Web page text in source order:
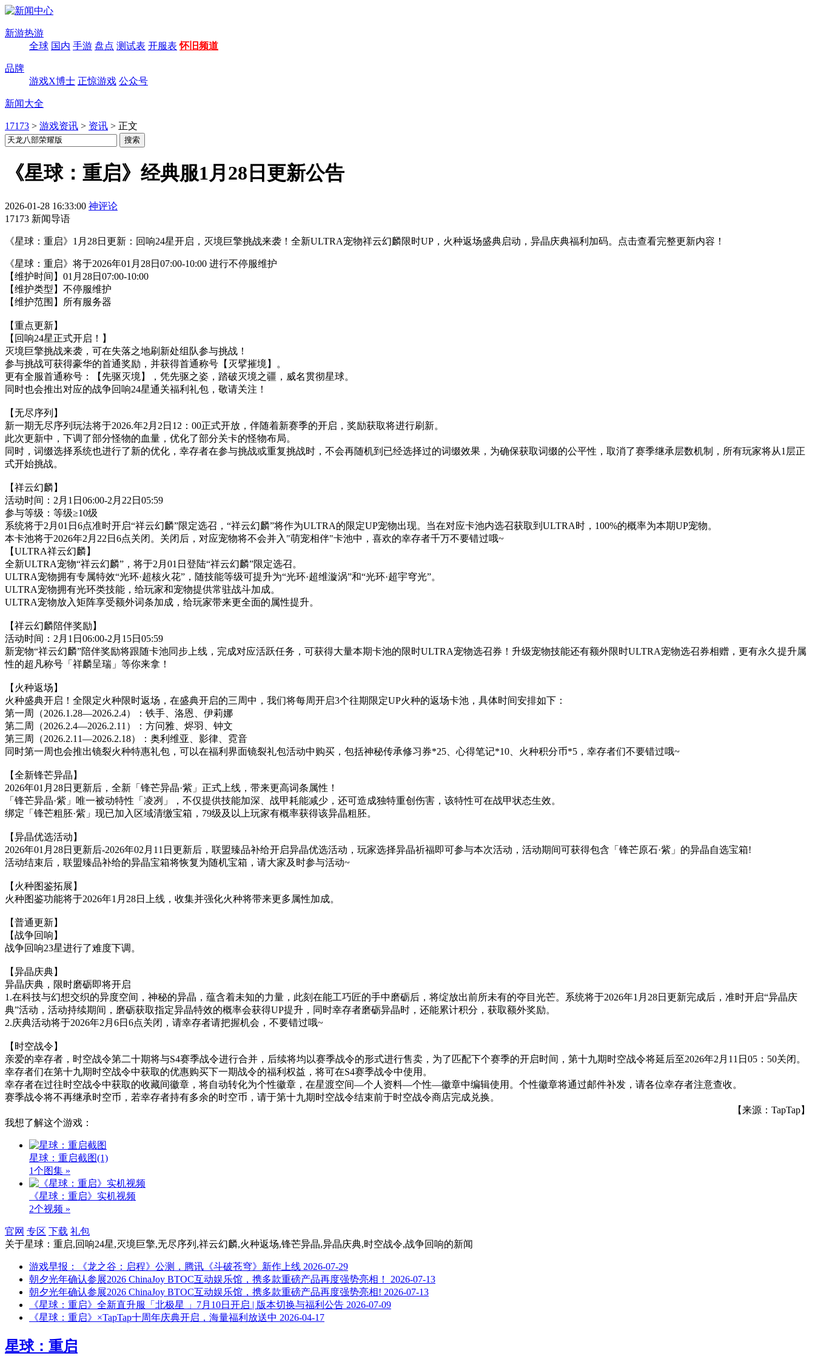
新游热游
全球 国内 手游 盘点 测试表 开服表 怀旧频道
品牌
游戏X博士 正惊游戏 公众号
新闻大全
17173 > 游戏资讯 > 资讯 > 正文
《星球：重启》经典服1月28日更新公告
2026-01-28 16:33:00 神评论
17173 新闻导语
《星球：重启》1月28日更新：回响24星开启，灭境巨擎挑战来袭！全新ULTRA宠物祥云幻麟限时UP，火种返场盛典启动，异晶庆典福利加码。点击查看完整更新内容！
《星球：重启》将于2026年01月28日07:00-10:00 进行不停服维护
【维护时间】01月28日07:00-10:00
【维护类型】不停服维护
【维护范围】所有服务器
【重点更新】
【回响24星正式开启！】
灭境巨擎挑战来袭，可在失落之地刷新处组队参与挑战！
参与挑战可获得豪华的首通奖励，并获得首通称号【灭擘摧境】。
更有全服首通称号：【先驱灭境】，凭先驱之姿，踏破灭境之疆，威名贯彻星球。
同时也会推出对应的战争回响24星通关福利礼包，敬请关注！
【无尽序列】
新一期无尽序列玩法将于2026.年2月2日12：00正式开放，伴随着新赛季的开启，奖励获取将进行刷新。
此次更新中，下调了部分怪物的血量，优化了部分关卡的怪物布局。
同时，词缀选择系统也进行了新的优化，幸存者在参与挑战或重复挑战时，不会再随机到已经选择过的词缀效果，为确保获取词缀的公平性，取消了赛季继承层数机制，所有玩家将从1层正
式开始挑战。
【祥云幻麟】
活动时间：2月1日06:00-2月22日05:59
参与等级：等级≥10级
系统将于2月01日6点准时开启“祥云幻麟”限定选召，“祥云幻麟”将作为ULTRA的限定UP宠物出现。当在对应卡池内选召获取到ULTRA时，100%的概率为本期UP宠物。
本卡池将于2026年2月22日6点关闭。关闭后，对应宠物将不会并入"萌宠相伴"卡池中，喜欢的幸存者千万不要错过哦~
【ULTRA祥云幻麟】
全新ULTRA宠物“祥云幻麟”，将于2月01日登陆“祥云幻麟”限定选召。
ULTRA宠物拥有专属特效“光环·超核火花”，随技能等级可提升为“光环·超维漩涡”和“光环·超宇穹光”。
ULTRA宠物拥有光环类技能，给玩家和宠物提供常驻战斗加成。
ULTRA宠物放入矩阵享受额外词条加成，给玩家带来更全面的属性提升。
【祥云幻麟陪伴奖励】
活动时间：2月1日06:00-2月15日05:59
新宠物“祥云幻麟”陪伴奖励将跟随卡池同步上线，完成对应活跃任务，可获得大量本期卡池的限时ULTRA宠物选召券！升级宠物技能还有额外限时ULTRA宠物选召券相赠，更有永久提升属
性的超凡称号「祥麟呈瑞」等你来拿！
【火种返场】
火种盛典开启！全限定火种限时返场，在盛典开启的三周中，我们将每周开启3个往期限定UP火种的返场卡池，具体时间安排如下：
第一周（2026.1.28—2026.2.4）：铁手、洛恩、伊莉娜
第二周（2026.2.4—2026.2.11）：方问雅、烬羽、钟文
第三周（2026.2.11—2026.2.18）：奥利维亚、影律、霓音
同时第一周也会推出镜裂火种特惠礼包，可以在福利界面镜裂礼包活动中购买，包括神秘传承修习券*25、心得笔记*10、火种积分币*5，幸存者们不要错过哦~
【全新锋芒异晶】
2026年01月28日更新后，全新「锋芒异晶·紫」正式上线，带来更高词条属性！
「锋芒异晶·紫」唯一被动特性「凌冽」，不仅提供技能加深、战甲耗能减少，还可造成独特重创伤害，该特性可在战甲状态生效。
绑定「锋芒粗胚·紫」现已加入区域清缴宝箱，79级及以上玩家有概率获得该异晶粗胚。
【异晶优选活动】
2026年01月28日更新后-2026年02月11日更新后，联盟臻品补给开启异晶优选活动，玩家选择异晶祈福即可参与本次活动，活动期间可获得包含「锋芒原石·紫」的异晶自选宝箱!
活动结束后，联盟臻品补给的异晶宝箱将恢复为随机宝箱，请大家及时参与活动~
【火种图鉴拓展】
火种图鉴功能将于2026年1月28日上线，收集并强化火种将带来更多属性加成。
【普通更新】
【战争回响】
战争回响23星进行了难度下调。
【异晶庆典】
异晶庆典，限时磨砺即将开启
1.在科技与幻想交织的异度空间，神秘的异晶，蕴含着未知的力量，此刻在能工巧匠的手中磨砺后，将绽放出前所未有的夺目光芒。系统将于2026年1月28日更新完成后，准时开启“异晶庆
典”活动，活动持续期间，磨砺获取指定异晶特效的概率会获得UP提升，同时幸存者磨砺异晶时，还能累计积分，获取额外奖励。
2.庆典活动将于2026年2月6日6点关闭，请幸存者请把握机会，不要错过哦~
【时空战令】
亲爱的幸存者，时空战令第二十期将与S4赛季战令进行合并，后续将均以赛季战令的形式进行售卖，为了匹配下个赛季的开启时间，第十九期时空战令将延后至2026年2月11日05：50关闭。
幸存者们在第十九期时空战令中获取的优惠购买下一期战令的福利权益，将可在S4赛季战令中使用。
幸存者在过往时空战令中获取的收藏间徽章，将自动转化为个性徽章，在星渡空间—个人资料—个性—徽章中编辑使用。个性徽章将通过邮件补发，请各位幸存者注意查收。
赛季战令将不再继承时空币，若幸存者持有多余的时空币，请于第十九期时空战令结束前于时空战令商店完成兑换。
【来源：TapTap】
我想了解这个游戏：
星球：重启截图(1)
1个图集 »
《星球：重启》实机视频
2个视频 »
官网 专区 下载 礼包
关于星球：重启,回响24星,灭境巨擎,无尽序列,祥云幻麟,火种返场,锋芒异晶,异晶庆典,时空战令,战争回响的新闻
游戏早报：《龙之谷：启程》公测，腾讯《斗破苍穹》新作上线 2026-07-29
朝夕光年确认参展2026 ChinaJoy BTOC互动娱乐馆，携多款重磅产品再度强势亮相！
2026-07-13
朝夕光年确认参展2026 ChinaJoy BTOC互动娱乐馆，携多款重磅产品再度强势亮相! 2026-07-13
《星球：重启》全新直升服「北极星 」7月10日开启 | 版本切换与福利公告 2026-07-09
《星球：重启》×TapTap十周年庆典开启，海量福利放送中 2026-04-17
星球：重启